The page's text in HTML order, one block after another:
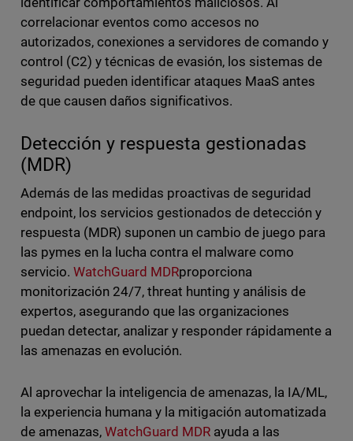
correlacionar eventos como accesos no
autorizados, conexiones a servidores de comando y
control (C2) y técnicas de evasión, los sistemas de
seguridad pueden identificar ataques MaaS antes
de que causen daños significativos.
Detección y respuesta gestionadas
(MDR)
Además de las medidas proactivas de seguridad
endpoint, los servicios gestionados de detección y
respuesta (MDR) suponen un cambio de juego para
las pymes en la lucha contra el malware como
servicio. WatchGuard MDRproporciona
monitorización 24/7, threat hunting y análisis de
expertos, asegurando que las organizaciones
puedan detectar, analizar y responder rápidamente a
las amenazas en evolución.
Al aprovechar la inteligencia de amenazas, la IA/ML,
la experiencia humana y la mitigación automatizada
de amenazas, WatchGuard MDRayuda a las